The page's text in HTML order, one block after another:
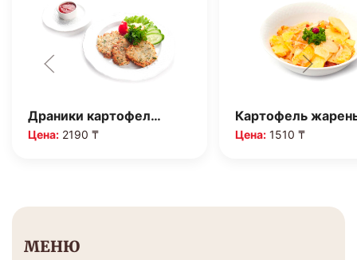
Драники картофел…
Цена: 2190 ₸
Картофель
Цена:1510 ₸
МЕНЮ